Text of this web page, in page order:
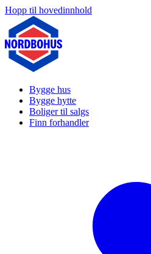
Hopp til hovedinnhold
Bygge hus
Bygge hytte
Boliger til salgs
Finn forhandler